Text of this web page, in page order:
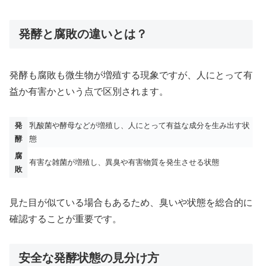
発酵と腐敗の違いとは？
発酵も腐敗も微生物が増殖する現象ですが、人にとって有
益か有害かという点で区別されます。
発
酵
乳酸菌や酵母などが増殖し、人にとって有益な成分を生み出す状
態
腐
敗
有害な雑菌が増殖し、異臭や有害物質を発生させる状態
見た目が似ている場合もあるため、臭いや状態を総合的に
確認することが重要です。
安全な発酵状態の見分け方